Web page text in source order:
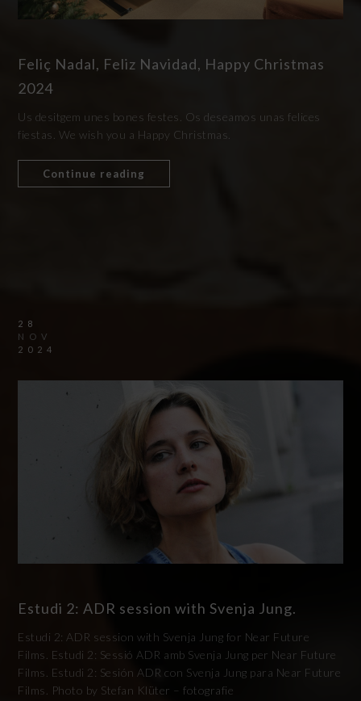
Feliç Nadal, Feliz Navidad, Happy Christmas
2024
Us desitgem unes bones festes. Os deseamos unas felices
fiestas. We wish you a Happy Christmas.
Continue reading
28
NOV
2024
Estudi 2: ADR session with Svenja Jung.
Estudi 2: ADR session with Svenja Jung for Near Future
Films. Estudi 2: Sessió ADR amb Svenja Jung per Near Future
Films. Estudi 2: Sesión ADR con Svenja Jung para Near Future
Films. Photo by Stefan Klüter – fotografie